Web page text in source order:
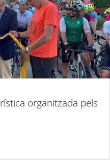
organitzada pels